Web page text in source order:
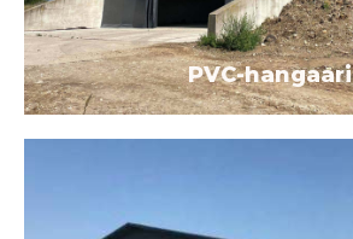
PVC-hangaari